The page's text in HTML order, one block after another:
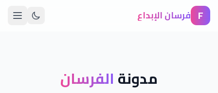
F فرسان الإبداع
مدونةالفرسان